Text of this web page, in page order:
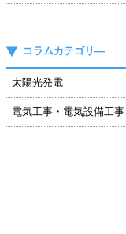
コラムカテゴリ―
太陽光発電
電気工事・電気設備工事